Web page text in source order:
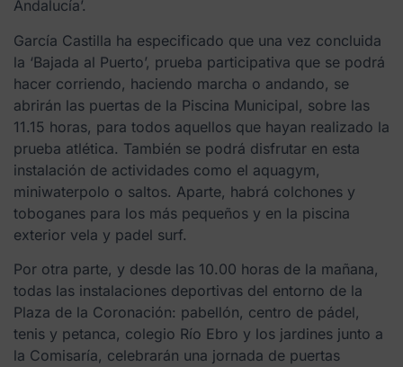
Andalucía’.
García Castilla ha especificado que una vez concluida
la ‘Bajada al Puerto’, prueba participativa que se podrá
hacer corriendo, haciendo marcha o andando, se
abrirán las puertas de la Piscina Municipal, sobre las
11.15 horas, para todos aquellos que hayan realizado la
prueba atlética. También se podrá disfrutar en esta
instalación de actividades como el aquagym,
miniwaterpolo o saltos. Aparte, habrá colchones y
toboganes para los más pequeños y en la piscina
exterior vela y padel surf.
Por otra parte, y desde las 10.00 horas de la mañana,
todas las instalaciones deportivas del entorno de la
Plaza de la Coronación: pabellón, centro de pádel,
tenis y petanca, colegio Río Ebro y los jardines junto a
la Comisaría, celebrarán una jornada de puertas